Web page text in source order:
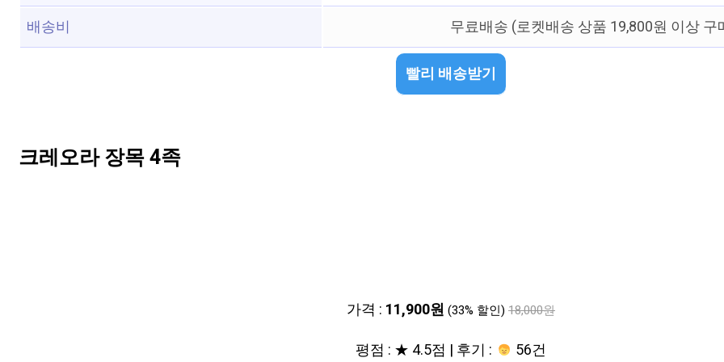
배송비 무료배송 (로켓배송 상품 19,800원 이상 구
빨리 배송받기
크레오라 장목 4족
가격 : 11,900원 (33% 할인) 18,000원
평점 : ★ 4.5점 | 후기 : 56건